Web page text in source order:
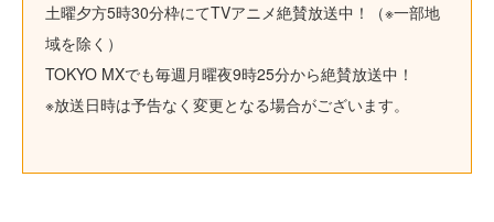
土曜夕方5時30分枠にてTVアニメ絶賛放送中！（※一部地
域を除く）
TOKYO MXでも毎週月曜夜9時25分から絶賛放送中！
※放送日時は予告なく変更となる場合がございます。